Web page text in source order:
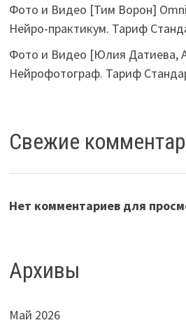
Фото и Видео [Тим Ворон]
Нейро-практикум. Тариф
Фото и Видео [Юлия Датиева,
Нейрофотограф. Тариф
Свежие
Нет комментариев для
Архивы
Май 2026